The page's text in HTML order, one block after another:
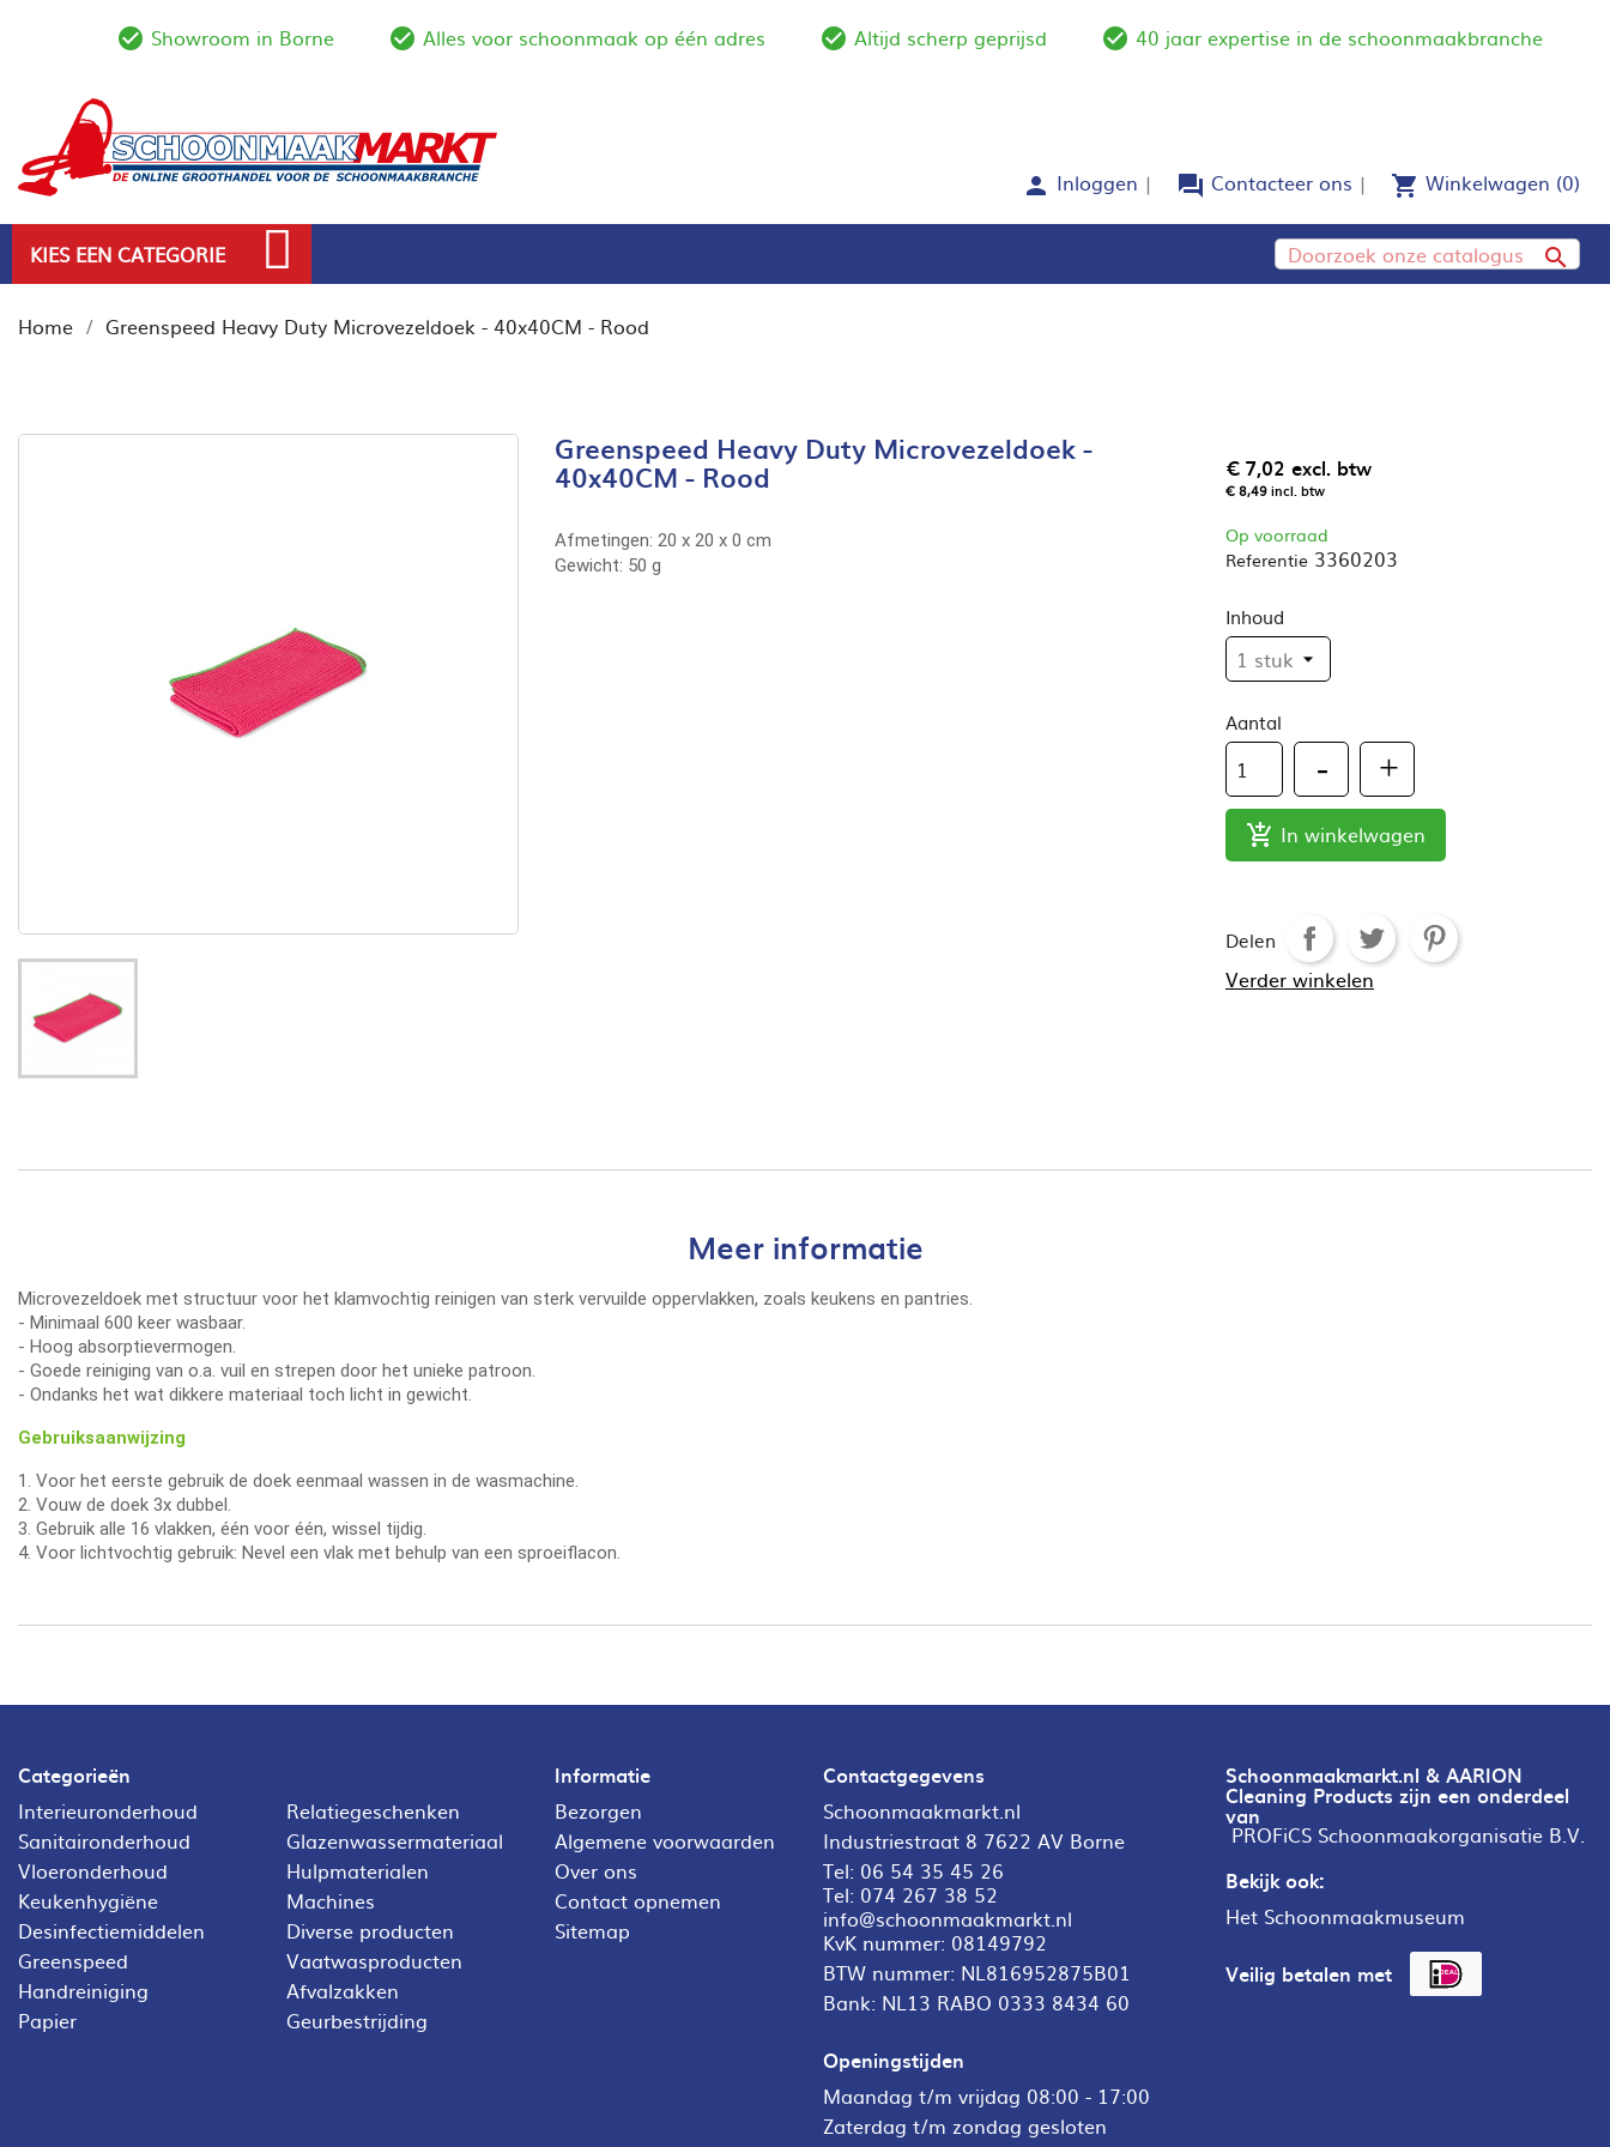
check_circle_outline
Showroom in Borne check_circle_outline
Alles voor schoonmaak op één adres check_circle_outline
Altijd scherp geprijsd check_circle_outline
40 jaar expertise in de schoonmaakbranche
person Inloggen forum Contacteer ons shopping_cart Winkelwagen (0)
KIES EEN CATEGORIE 
Home Greenspeed Heavy Duty Microvezeldoek - 40x40CM - Rood
Greenspeed Heavy Duty Microvezeldoek -
40x40CM - Rood
Afmetingen: 20 x 20 x 0 cm
Gewicht: 50 g
€ 7,02 excl. btw
€ 8,49incl. btw
Op voorraad
Referentie 3360203
Inhoud
Aantal
 In winkelwagen
Delen
Verder winkelen
Meer informatie
Microvezeldoek met structuur voor het klamvochtig reinigen van sterk vervuilde oppervlakken, zoals keukens en pantries.
- Minimaal 600 keer wasbaar.
- Hoog absorptievermogen.
- Goede reiniging van o.a. vuil en strepen door het unieke patroon.
- Ondanks het wat dikkere materiaal toch licht in gewicht.
Gebruiksaanwijzing
1. Voor het eerste gebruik de doek eenmaal wassen in de wasmachine.
2. Vouw de doek 3x dubbel.
3. Gebruik alle 16 vlakken, één voor één, wissel tijdig.
4. Voor lichtvochtig gebruik: Nevel een vlak met behulp van een sproeiflacon.
Categorieën
Interieuronderhoud
Sanitaironderhoud
Vloeronderhoud
Keukenhygiëne
Desinfectiemiddelen
Greenspeed
Handreiniging
Papier
Relatiegeschenken
Glazenwassermateriaal
Hulpmaterialen
Machines
Diverse producten
Vaatwasproducten
Afvalzakken
Geurbestrijding
Informatie
Bezorgen
Algemene voorwaarden
Over ons
Contact opnemen
Sitemap
Contactgegevens
Schoonmaakmarkt.nl
Industriestraat 8 7622 AV Borne
Tel: 06 54 35 45 26
Tel: 074 267 38 52
info@schoonmaakmarkt.nl
KvK nummer: 08149792
BTW nummer: NL816952875B01
Bank: NL13 RABO 0333 8434 60
Openingstijden
Maandag t/m vrijdag 08:00 - 17:00
Zaterdag t/m zondag gesloten
Schoonmaakmarkt.nl & AARION
Cleaning Products zijn een onderdeel
van
PROFiCS Schoonmaakorganisatie B.V.
Bekijk ook:
Het Schoonmaakmuseum
Veilig betalen met